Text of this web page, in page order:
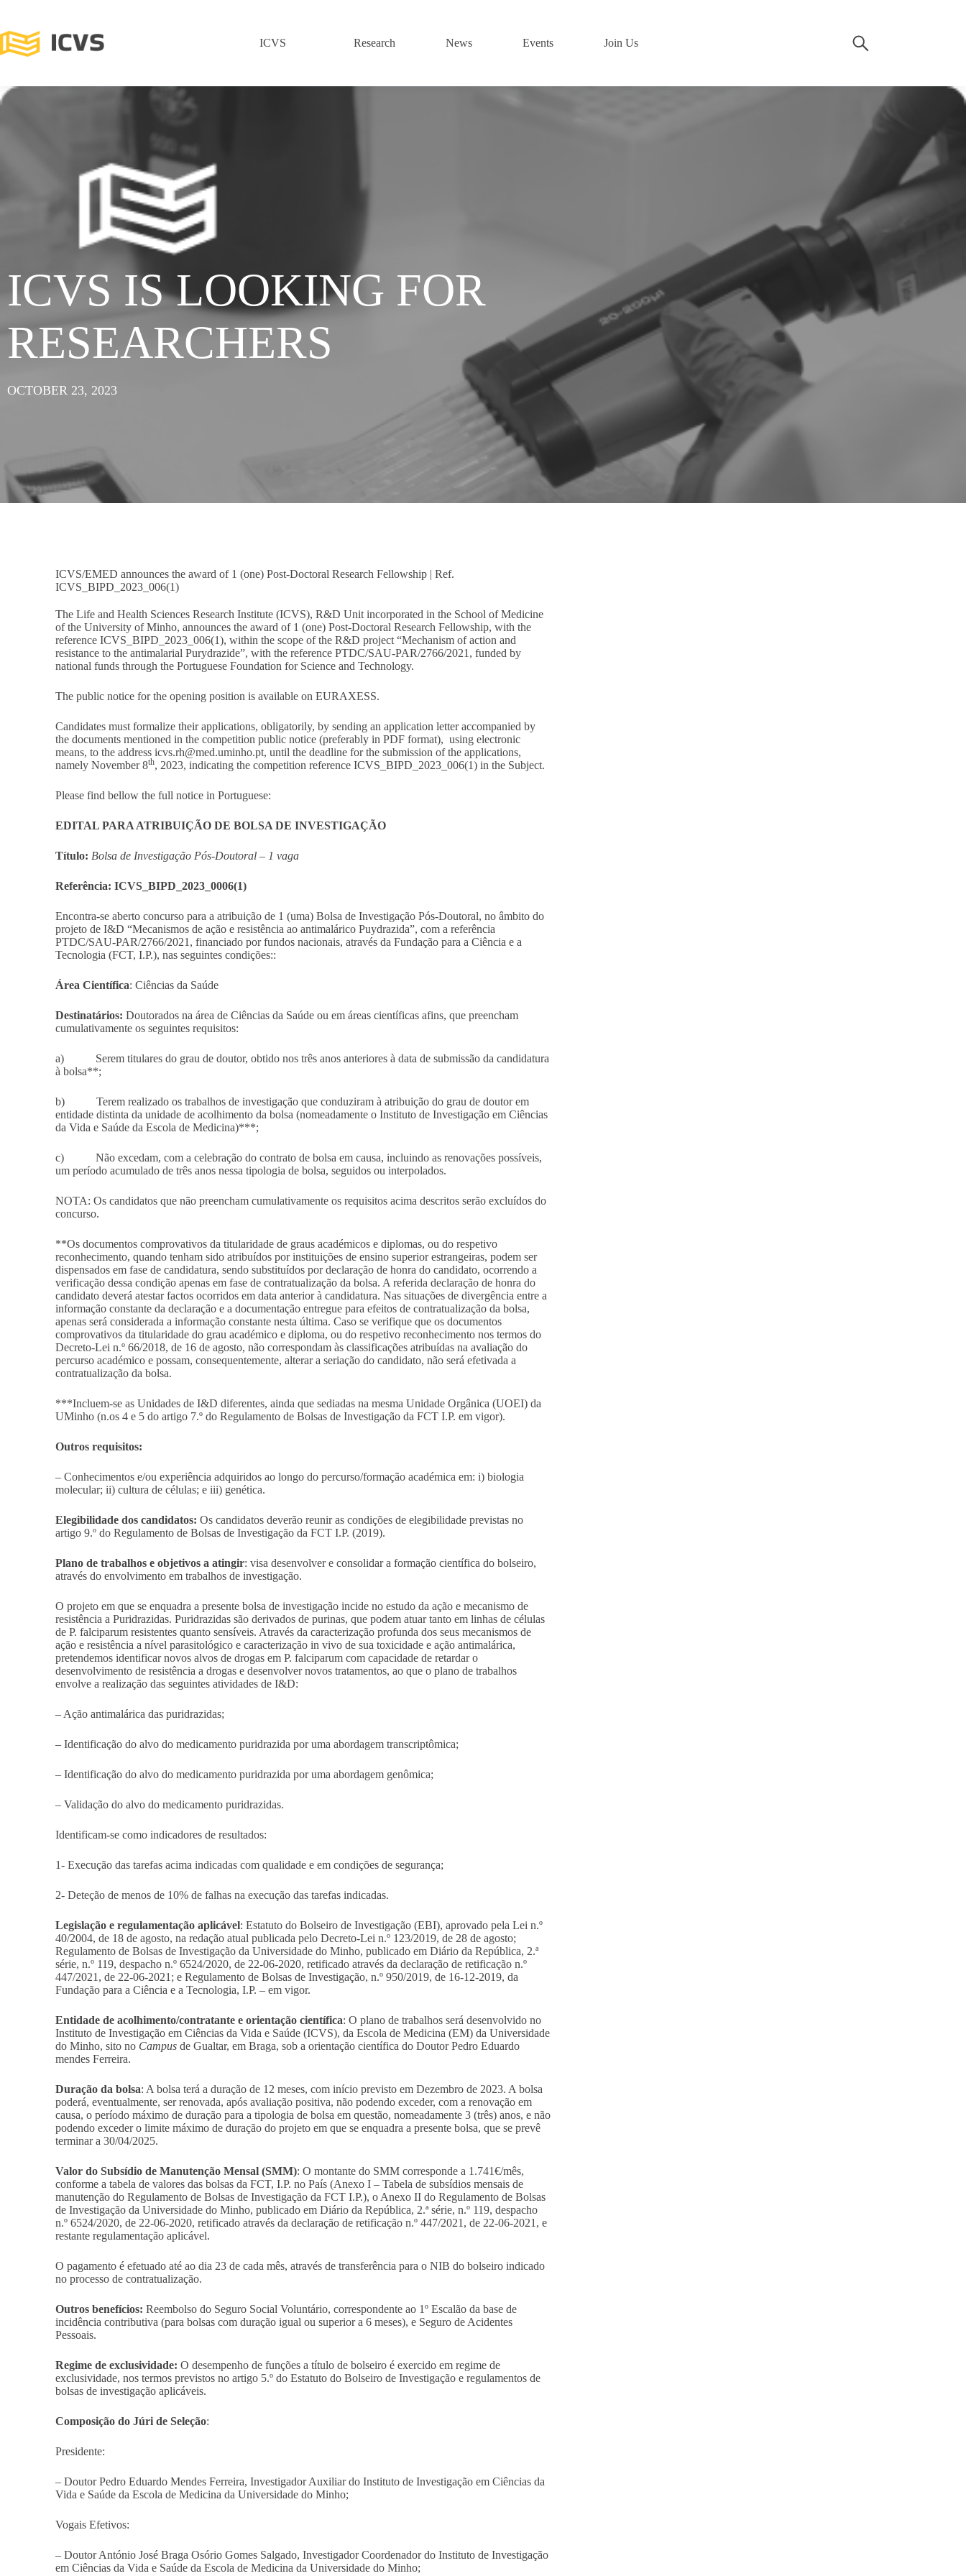
ICVS Research News Events Join Us
ICVS IS LOOKING FOR
RESEARCHERS
OCTOBER 23, 2023
ICVS/EMED announces the award of 1 (one) Post-Doctoral Research Fellowship | Ref.
ICVS_BIPD_2023_006(1)
The Life and Health Sciences Research Institute (ICVS), R&D Unit incorporated in the School of Medicine
of the University of Minho, announces the award of 1 (one) Post-Doctoral Research Fellowship, with the
reference ICVS_BIPD_2023_006(1), within the scope of the R&D project “Mechanism of action and
resistance to the antimalarial Purydrazide”, with the reference PTDC/SAU-PAR/2766/2021, funded by
national funds through the Portuguese Foundation for Science and Technology.
The public notice for the opening position is available onEURAXESS.
Candidates must formalize their applications, obligatorily, by sending an application letter accompanied by
the documents mentioned in the competition public notice (preferably in PDF format), using electronic
means, to the addressicvs.rh@med.uminho.pt, until the deadline for the submission of the applications,
namely November 8th, 2023, indicating the competition reference ICVS_BIPD_2023_006(1) in the Subject.
Please find bellow the full notice in Portuguese:
EDITAL PARA ATRIBUIÇÃO DE BOLSA DE INVESTIGAÇÃO
Título: Bolsa de Investigação Pós-Doutoral – 1 vaga
Referência: ICVS_BIPD_2023_0006(1)
Encontra-se aberto concurso para a atribuição de 1 (uma) Bolsa de Investigação Pós-Doutoral, no âmbito do
projeto de I&D “Mecanismos de ação e resistência ao antimalárico Puydrazida”, com a referência
PTDC/SAU-PAR/2766/2021, financiado por fundos nacionais, através da Fundação para a Ciência e a
Tecnologia (FCT, I.P.),nas seguintes condições::
Área Científica: Ciências da Saúde
Destinatários:Doutorados na área de Ciências da Saúde ou em áreas científicas afins, que preencham
cumulativamente os seguintes requisitos:
a) Serem titulares do grau de doutor, obtido nos três anos anteriores à data de submissão da candidatura
à bolsa**;
b) Terem realizado os trabalhos de investigação que conduziram à atribuição do grau de doutor em
entidade distinta da unidade de acolhimento da bolsa (nomeadamente o Instituto de Investigação em Ciências
da Vida e Saúde da Escola de Medicina)***;
c) Não excedam, com a celebração do contrato de bolsa em causa, incluindo as renovações possíveis,
um período acumulado de três anos nessa tipologia de bolsa, seguidos ou interpolados.
NOTA: Os candidatos que não preencham cumulativamente os requisitos acima descritos serão excluídos do
concurso.
**Os documentos comprovativos da titularidade de graus académicos e diplomas, ou do respetivo
reconhecimento, quando tenham sido atribuídos por instituições de ensino superior estrangeiras, podem ser
dispensados em fase de candidatura, sendo substituídos por declaração de honra do candidato, ocorrendo a
verificação dessa condição apenas em fase de contratualização da bolsa. A referida declaração de honra do
candidato deverá atestar factos ocorridos em data anterior à candidatura. Nas situações de divergência entre a
informação constante da declaração e a documentação entregue para efeitos de contratualização da bolsa,
apenas será considerada a informação constante nesta última. Caso se verifique que os documentos
comprovativos da titularidade do grau académico e diploma, ou do respetivo reconhecimento nos termos do
Decreto-Lei n.º 66/2018, de 16 de agosto, não correspondam às classificações atribuídas na avaliação do
percurso académico e possam, consequentemente, alterar a seriação do candidato, não será efetivada a
contratualização da bolsa.
***Incluem-se as Unidades de I&D diferentes, ainda que sediadas na mesma Unidade Orgânica (UOEI) da
UMinho (n.os 4 e 5 do artigo 7.º do Regulamento de Bolsas de Investigação da FCT I.P. em vigor).
Outros requisitos:
–Conhecimentos e/ou experiência adquiridos ao longo do percurso/formação académica em: i) biologia
molecular; ii) cultura de células; e iii) genética.
Elegibilidade dos candidatos:Os candidatos deverão reunir as condições de elegibilidade previstas no
artigo 9.º do Regulamento de Bolsas de Investigação da FCT I.P. (2019).
Plano de trabalhos e objetivos a atingir: visa desenvolver e consolidar a formação científica do bolseiro,
através do envolvimento em trabalhos de investigação.
O projeto em que se enquadra a presente bolsa de investigação incide no estudo da ação e mecanismo de
resistência a Puridrazidas. Puridrazidas são derivados de purinas, que podem atuar tanto em linhas de células
de P. falciparum resistentes quanto sensíveis. Através da caracterização profunda dos seus mecanismos de
ação e resistência a nível parasitológico e caracterização in vivo de sua toxicidade e ação antimalárica,
pretendemos identificar novos alvos de drogas em P. falciparum com capacidade de retardar o
desenvolvimento de resistência a drogas e desenvolver novos tratamentos, ao que o plano de trabalhos
envolve a realização das seguintes atividades de I&D:
– Ação antimalárica das puridrazidas;
– Identificação do alvo do medicamento puridrazida por uma abordagem transcriptômica;
– Identificação do alvo do medicamento puridrazida por uma abordagem genômica;
– Validação do alvo do medicamento puridrazidas.
Identificam-se como indicadores de resultados:
1- Execução das tarefas acima indicadas com qualidade e em condições de segurança;
2- Deteção de menos de 10% de falhas na execução das tarefas indicadas.
Legislação e regulamentação aplicável: Estatuto do Bolseiro de Investigação (EBI), aprovado pela Lei n.º
40/2004, de 18 de agosto, na redação atual publicada pelo Decreto-Lei n.º 123/2019, de 28 de agosto;
Regulamento de Bolsas de Investigação da Universidade do Minho, publicado em Diário da República, 2.ª
série, n.º 119, despacho n.º 6524/2020, de 22-06-2020, retificado através da declaração de retificação n.º
447/2021, de 22-06-2021; e Regulamento de Bolsas de Investigação, n.º 950/2019, de 16-12-2019, da
Fundação para a Ciência e a Tecnologia, I.P. – em vigor.
Entidade de acolhimento/contratante e orientação científica: O plano de trabalhos será desenvolvido no
Instituto de Investigação em Ciências da Vida e Saúde (ICVS), da Escola de Medicina (EM) da Universidade
do Minho, sito no Campus de Gualtar, em Braga, sob a orientação científica do Doutor Pedro Eduardo
mendes Ferreira.
Duração da bolsa: A bolsa terá a duração de 12 meses, com início previsto em Dezembro de 2023. A bolsa
poderá, eventualmente, ser renovada, após avaliação positiva, não podendo exceder, com a renovação em
causa, o período máximo de duração para a tipologia de bolsa em questão, nomeadamente 3 (três) anos, e não
podendo exceder o limite máximo de duração do projeto em que se enquadra a presente bolsa, que se prevê
terminar a 30/04/2025.
Valor do Subsídio de Manutenção Mensal (SMM): O montante do SMM corresponde a 1.741€/mês,
conforme a tabela de valores das bolsas da FCT, I.P. no País (Anexo I – Tabela de subsídios mensais de
manutenção do Regulamento de Bolsas de Investigação da FCT I.P.), o Anexo II do Regulamento de Bolsas
de Investigação da Universidade do Minho, publicado em Diário da República, 2.ª série, n.º 119, despacho
n.º 6524/2020, de 22-06-2020, retificado através da declaração de retificação n.º 447/2021, de 22-06-2021, e
restante regulamentação aplicável.
O pagamento é efetuado até ao dia 23 de cada mês, através de transferência para o NIB do bolseiro indicado
no processo de contratualização.
Outros benefícios: Reembolso do Seguro Social Voluntário, correspondente ao 1º Escalão da base de
incidência contributiva (para bolsas com duração igual ou superior a 6 meses), e Seguro de Acidentes
Pessoais.
Regime de exclusividade:O desempenho de funções a título de bolseiro é exercido em regime de
exclusividade, nos termos previstos no artigo 5.º do Estatuto do Bolseiro de Investigação e regulamentos de
bolsas de investigação aplicáveis.
Composição do Júri de Seleção:
Presidente:
–Doutor Pedro Eduardo Mendes Ferreira, Investigador Auxiliar do Instituto de Investigação em Ciências da
Vida e Saúde da Escola de Medicina da Universidade do Minho;
Vogais Efetivos:
–Doutor António José Braga Osório Gomes Salgado, Investigador Coordenador do Instituto de Investigação
em Ciências da Vida e Saúde da Escola de Medicina da Universidade do Minho;